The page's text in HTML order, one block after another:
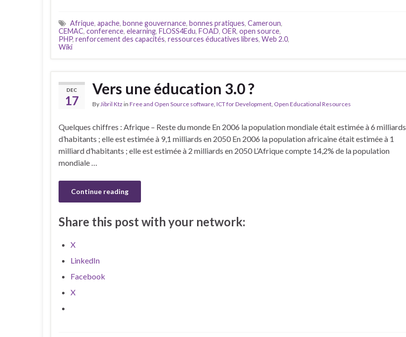
Afrique, apache, bonne gouvernance, bonnes pratiques, Cameroun,
CEMAC, conference, elearning, FLOSS4Edu, FOAD, OER, open source,
PHP, renforcement des capacités, ressources éducatives libres, Web 2.0,
Wiki
DEC
17
Vers une éducation 3.0 ?
ByJibril Ktz in Free and Open Source software, ICT for Development, Open Educational Resources
Quelques chiffres : Afrique – Reste du monde En 2006 la population mondiale était estimée à 6 milliards
d’habitants ; elle est estimée à 9,1 milliards en 2050 En 2006 la population africaine était estimée à 1
milliard d’habitants ; elle est estimée à 2 milliards en 2050 L’Afrique compte 14,2% de la population
mondiale …
Continue reading
Share this post with your network:
X
LinkedIn
Facebook
X